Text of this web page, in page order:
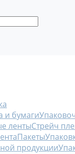
и бумаги
лентыСтрейч
Пакеты
продукции